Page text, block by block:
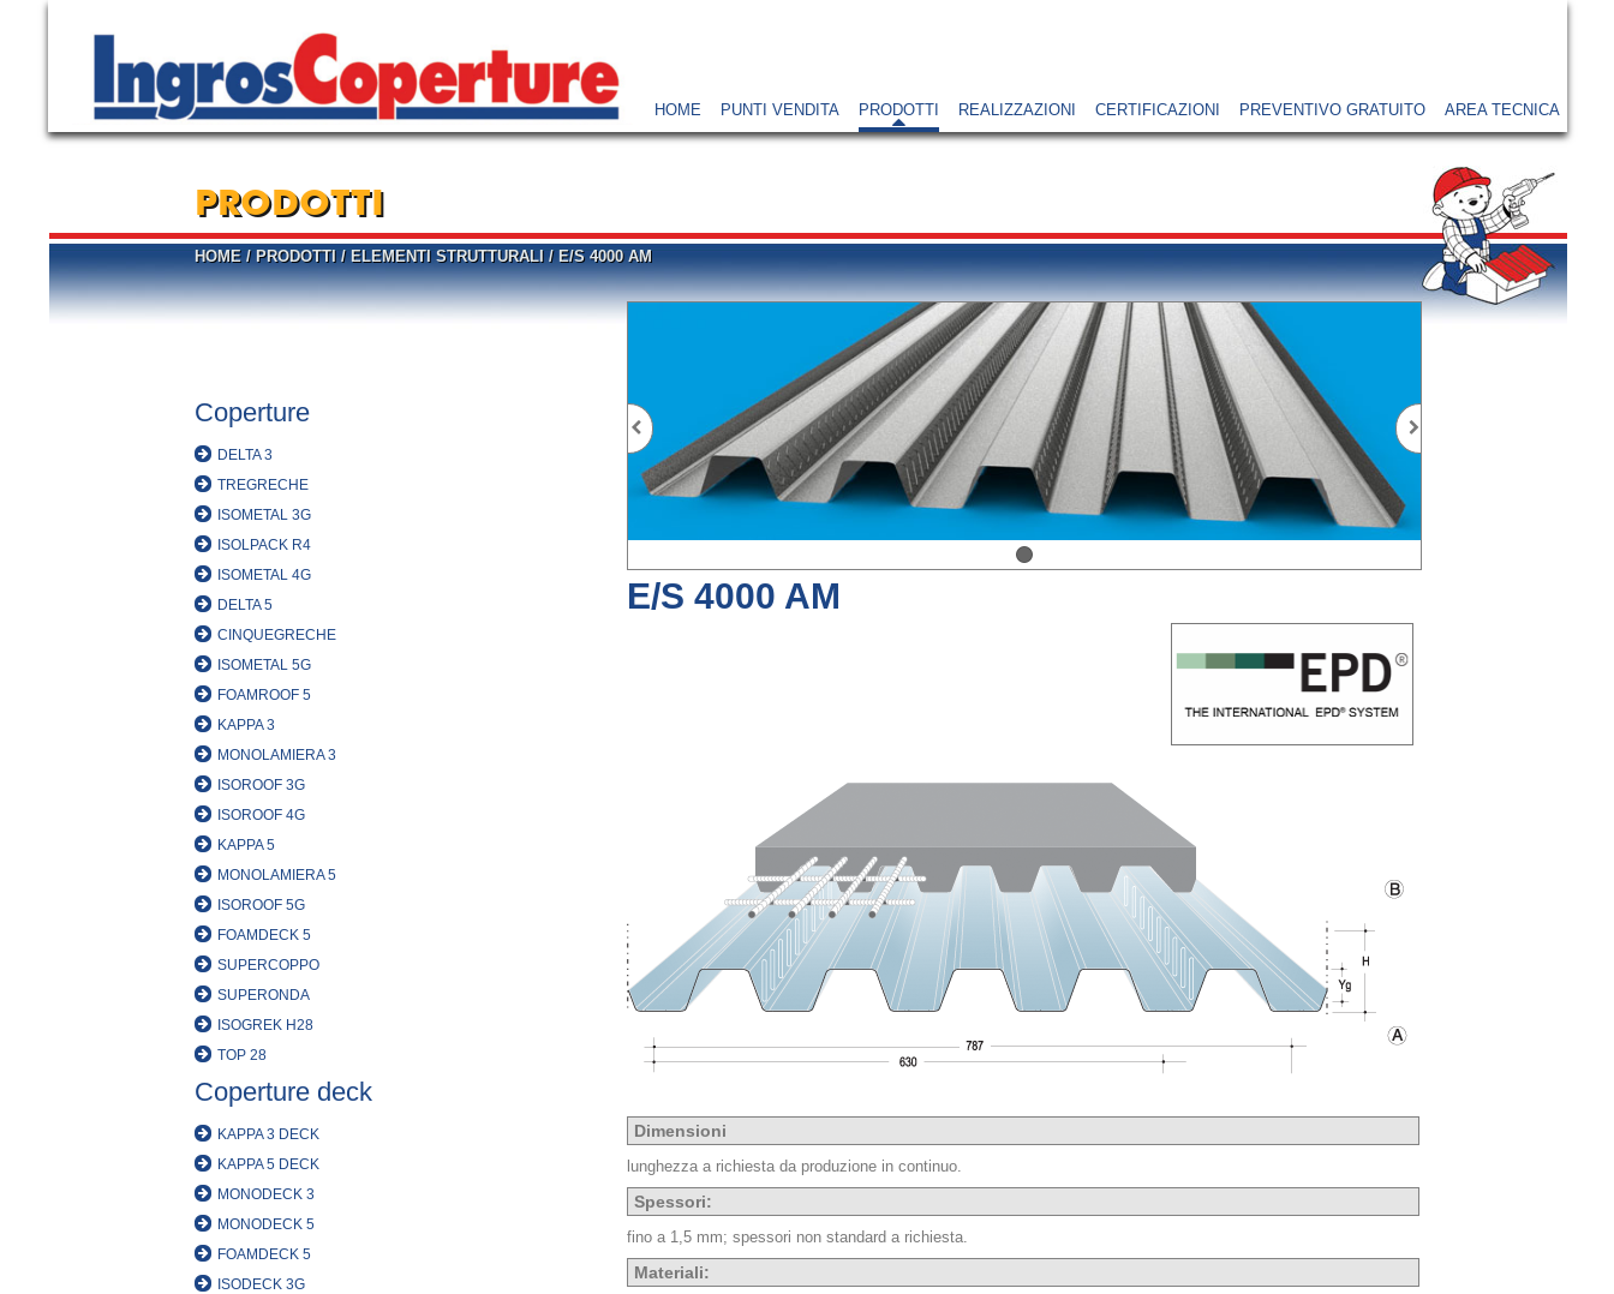
HOME PUNTI VENDITA PRODOTTI REALIZZAZIONI CERTIFICAZIONI PREVENTIVO GRATUITO AREA TECNICA
PRODOTTI
HOME / PRODOTTI / ELEMENTI STRUTTURALI / E/S 4000 AM
Coperture
DELTA 3
TREGRECHE
ISOMETAL 3G
ISOLPACK R4
ISOMETAL 4G
DELTA 5
CINQUEGRECHE
ISOMETAL 5G
FOAMROOF 5
KAPPA 3
MONOLAMIERA 3
ISOROOF 3G
ISOROOF 4G
KAPPA 5
MONOLAMIERA 5
ISOROOF 5G
FOAMDECK 5
SUPERCOPPO
SUPERONDA
ISOGREK H28
TOP 28
Coperture deck
KAPPA 3 DECK
KAPPA 5 DECK
MONODECK 3
MONODECK 5
FOAMDECK 5
ISODECK 3G
E/S 4000 AM
Dimensioni
lunghezza a richiesta da produzione in continuo.
Spessori:
fino a 1,5 mm; spessori non standard a richiesta.
Materiali: